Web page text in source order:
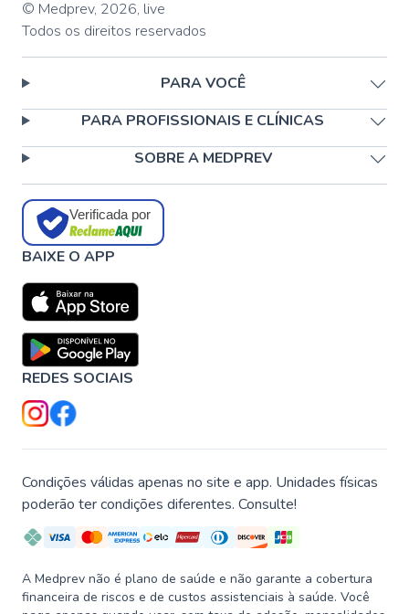
© Medprev, 2026, live
Todos os direitos reservados
PARA VOCÊ
PARA PROFISSIONAIS E CLÍNICAS
SOBRE A MEDPREV
Verificada por
BAIXE O APP
REDES SOCIAIS
Condições válidas apenas no site e app. Unidades físicas
poderão ter condições diferentes. Consulte!
A Medprev não é plano de saúde e não garante a cobertura
financeira de riscos e de custos assistenciais à saúde. Você